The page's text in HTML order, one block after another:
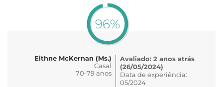
96%
Eithne McKernan (Ms.)
Casal
70-79 anos
Avaliado: 2 anos atrás
(26/05/2024)
Data de experiência:
05/2024